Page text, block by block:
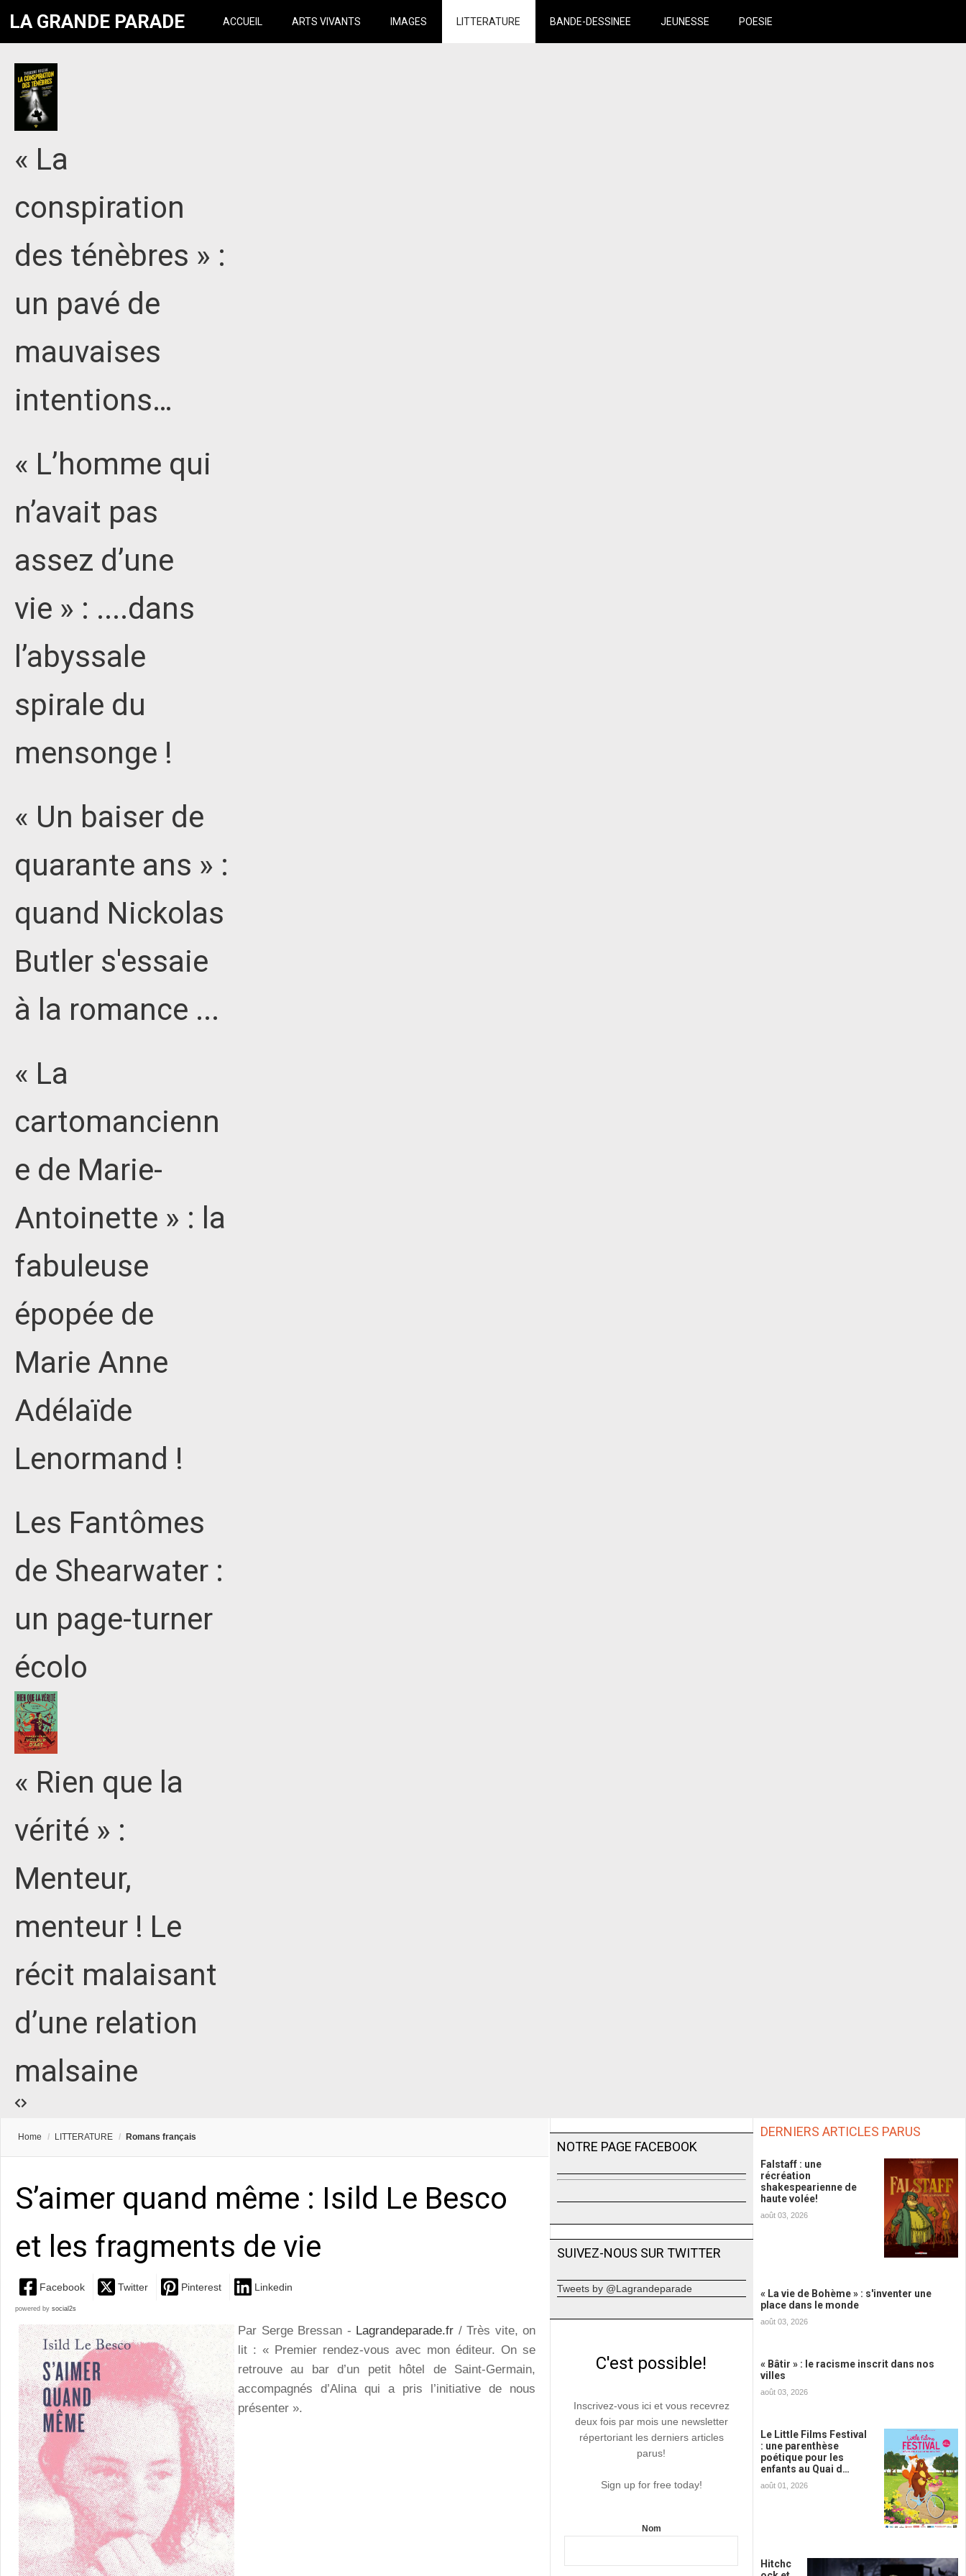
LA GRANDE PARADE ACCUEIL ARTS VIVANTS IMAGES LITTERATURE BANDE-DESSINEE JEUNESSE POESIE
« La
conspiration
des ténèbres » :
un pavé de
mauvaises
intentions…
« L’homme qui
n’avait pas
assez d’une
vie » : ....dans
l’abyssale
spirale du
mensonge !
« Un baiser de
quarante ans » :
quand Nickolas
Butler s'essaie
à la romance ...
« La
cartomancienn
e de Marie-
Antoinette » : la
fabuleuse
épopée de
Marie Anne
Adélaïde
Lenormand !
Les Fantômes
de Shearwater :
un page-turner
écolo
« Rien que la
vérité » :
Menteur,
menteur ! Le
récit malaisant
d’une relation
malsaine
Home / LITTERATURE / Romans français
S’aimer quand même : Isild Le Besco
et les fragments de vie
Facebook Twitter Pinterest Linkedin
powered by social2s
Par Serge Bressan - Lagrandeparade.fr / Très vite, on
lit : « Premier rendez-vous avec mon éditeur. On se
retrouve au bar d’un petit hôtel de Saint-Germain,
accompagnés d’Alina qui a pris l’initiative de nous
présenter ».
NOTRE PAGE FACEBOOK
SUIVEZ-NOUS SUR TWITTER
Tweets by @Lagrandeparade
C'est possible!
Inscrivez-vous ici et vous recevrez
deux fois par mois une newsletter
répertoriant les derniers articles
parus!
Sign up for free today!
Nom
DERNIERS ARTICLES PARUS
Falstaff : une
récréation
shakespearienne de
haute volée!
août 03, 2026
« La vie de Bohème » : s'inventer une
place dans le monde
août 03, 2026
« Bâtir » : le racisme inscrit dans nos
villes
août 03, 2026
Le Little Films Festival
: une parenthèse
poétique pour les
enfants au Quai d…
août 01, 2026
Hitchc